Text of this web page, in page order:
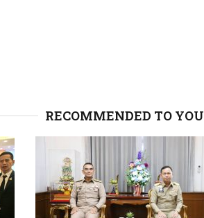
RECOMMENDED TO YOU